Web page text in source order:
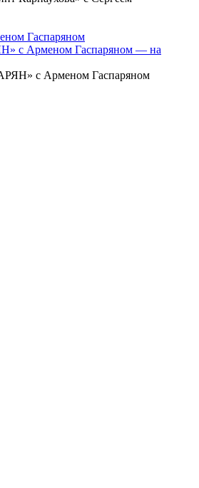
с Арменом Гаспаряном — на
с Арменом Гаспаряном